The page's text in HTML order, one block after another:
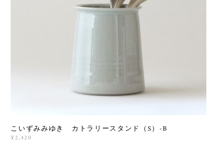
こいずみみゆき カトラリースタンド（S）-B
¥2,420